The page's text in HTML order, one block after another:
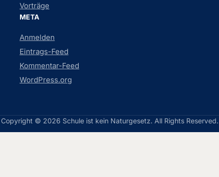
Vorträge
META
Anmelden
Eintrags-Feed
Kommentar-Feed
WordPress.org
Copyright © 2026 Schule ist kein Naturgesetz. All Rights Reserved.